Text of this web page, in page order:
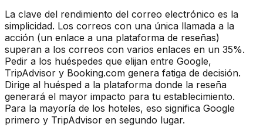
La clave del rendimiento del correo electrónico es la
simplicidad. Los correos con una única llamada a la
acción (un enlace a una plataforma de reseñas)
superan a los correos con varios enlaces en un 35%.
Pedir a los huéspedes que elijan entre Google,
TripAdvisor y Booking.com genera fatiga de decisión.
Dirige al huésped a la plataforma donde la reseña
generará el mayor impacto para tu establecimiento.
Para la mayoría de los hoteles, eso significa Google
primero y TripAdvisor en segundo lugar.